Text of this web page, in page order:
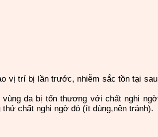
vị trí bị lần trước, nhiễm sắc tồn tại sau
da bị tổn thương với chất nghi ngờ
chất nghi ngờ đó (ít dùng,nên tránh).